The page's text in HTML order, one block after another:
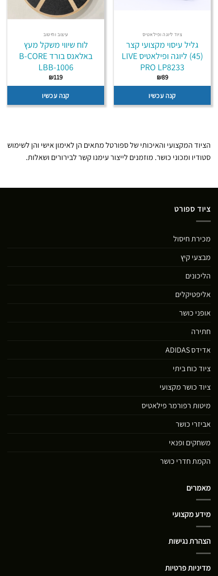
ציוד ליוגה ופילאטיס
גליל עיסוי מקצועי קצר
(45) ליוגה ופילאטיס LIVE
PRO LP8233
₪89
קנה עכשיו
עיצוב וחיטוב
לוח שיווי משקל מעץ
באלאנס בורד B-CORE
LBB-1006
₪119
קנה עכשיו
הציוד המקצועי והאיכותי של ספורטל מתאים הן לאימון אישי והן לשימוש
סטודיו ומכוני כושר. מוזמנים לייצור עימנו קשר לבירורים ושאלות.
ציוד ספורט
מכירת חיסול
מבצעי קיץ
הליכונים
אליפטיקלים
אופני כושר
חתירה
אדידס ADIDAS
ציוד כוח ביתי
ציוד כושר מקצועי
מיטות רפורמר פילאטיס
אביזרי כושר
משחקים ופנאי
הקמת חדרי כושר
מאמרים
מידע מקצועי
הצהרת נגישות
מדיניות פרטיות